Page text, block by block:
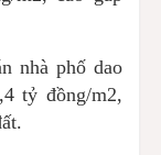
nhà phố dao
tỷ đồng/m2,